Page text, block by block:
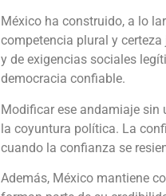
México ha construido, a lo
competencia plural y
y de exigencias sociales
democracia confiable.
Modificar ese andamiaje sin
la coyuntura política. La
cuando la confianza se
Además, México mantiene